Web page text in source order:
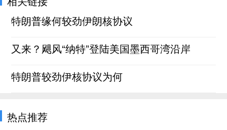
特朗普缘何较劲伊朗核协议
又来？飓风“纳特”登陆美国墨西哥湾沿岸
特朗普较劲伊核协议为何
热点推荐